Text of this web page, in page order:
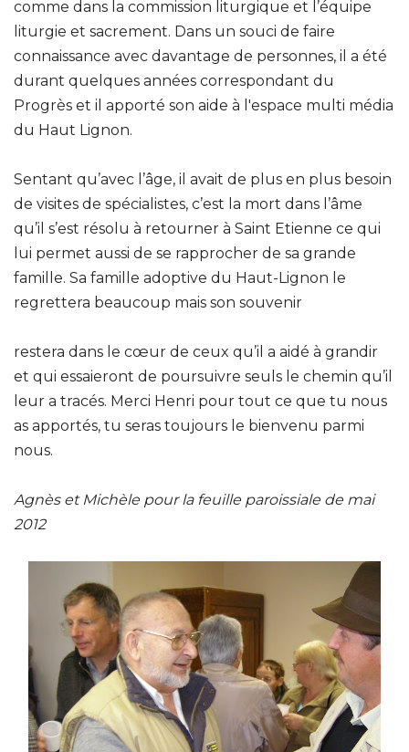
comme dans la commission liturgique et l’équipe
liturgie et sacrement. Dans un souci de faire
connaissance avec davantage de personnes, il a été
durant quelques années correspondant du
Progrès et il apporté son aide à l'espace multi média
du Haut Lignon.
Sentant qu’avec l’âge, il avait de plus en plus besoin
de visites de spécialistes, c’est la mort dans l’âme
qu’il s’est résolu à retourner à Saint Etienne ce qui
lui permet aussi de se rapprocher de sa grande
famille. Sa famille adoptive du Haut-Lignon le
regrettera beaucoup mais son souvenir
restera dans le cœur de ceux qu’il a aidé à grandir
et qui essaieront de poursuivre seuls le chemin qu’il
leur a tracés. Merci Henri pour tout ce que tu nous
as apportés, tu seras toujours le bienvenu parmi
nous.
Agnès et Michèle pour la feuille paroissiale de mai
2012